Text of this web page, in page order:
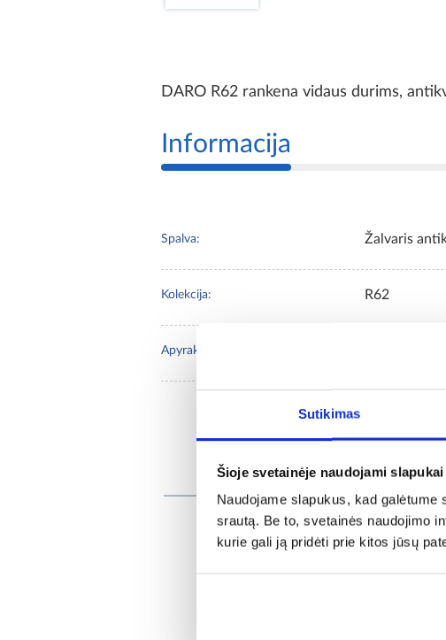
Sutikimas
Šioje svetainėje naudojami slapukai
Naudojame slapukus, kad
srautą. Be to, svetainės naudojimo
kurie gali ją pridėti prie kitos jūsų
DARO R62 rankena vidaus durims,
Informacija
Spalva: Žalvaris
Kolekcija: R62
Apyraktės forma: